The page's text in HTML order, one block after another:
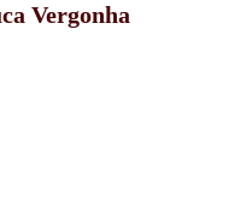
Vergonha